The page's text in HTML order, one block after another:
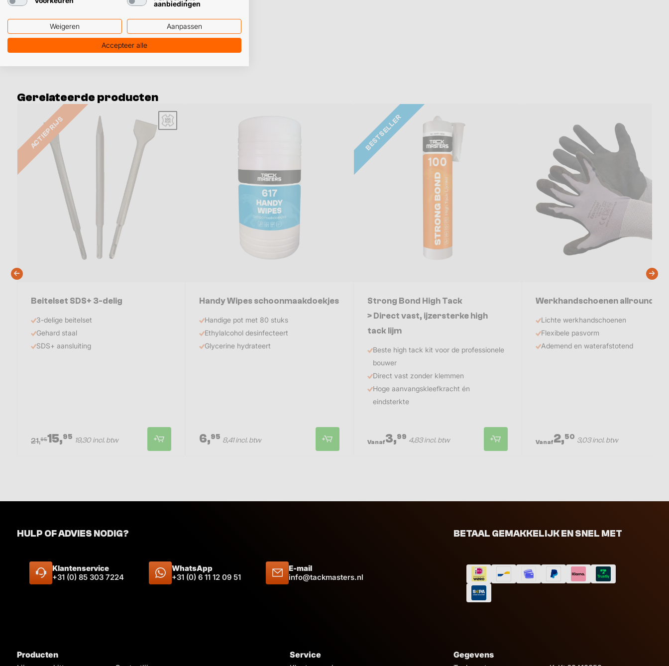
Aansluiting SDS-plus
Gerelateerde producten
ACTIEPRIJS
Beitelset SDS+ 3-delig
3-delige beitelset
Gehard staal
SDS+ aansluiting
21,9515,95 19,30 incl. btw
Handy Wipes schoonmaakdoekjes
Handige pot met 80 stuks
Ethylalcohol desinfecteert
Glycerine hydrateert
6,95 8,41 incl. btw
BESTSELLER
Strong Bond High Tack
> Direct vast, ijzersterke high
tack lijm
Beste high tack kit voor de professionele
bouwer
Direct vast zonder klemmen
Hoge aanvangskleefkracht én
eindsterkte
Vanaf3,99 4,83 incl. btw
Werkhandschoenen allround
Lichte werkhandschoenen
Flexibele pasvorm
Ademend en waterafstotend
Vanaf2,50 3,03 incl. btw
HULP OF ADVIES NODIG?
Klantenservice
+31 (0) 85 303 7224
WhatsApp
+31 (0) 6 11 12 09 51
E-mail
info@tackmasters.nl
BETAAL GEMAKKELIJK EN SNEL MET
Producten Service Gegevens
aanbiedingen
Weigeren Aanpassen
Accepteer alle